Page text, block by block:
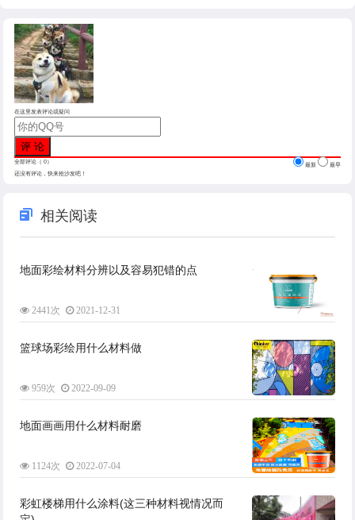
在这里发表评论或疑问
全部评论（ 0） 最新
最早
还没有评论，快来抢沙发吧！
相关阅读
地面彩绘材料分辨以及容易犯错的点
2441次 2021-12-31
篮球场彩绘用什么材料做
959次 2022-09-09
地面画画用什么材料耐磨
1124次 2022-07-04
彩虹楼梯用什么涂料(这三种材料视情况而